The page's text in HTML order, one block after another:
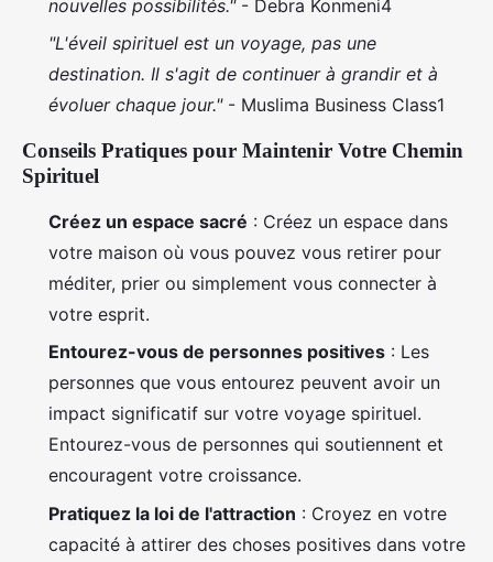
nouvelles possibilités."- Debra Konmeni4
"L'éveil spirituel est un voyage, pas une
destination. Il s'agit de continuer à grandir et à
évoluer chaque jour."- Muslima Business Class1
Conseils Pratiques pour Maintenir Votre Chemin
Spirituel
Créez un espace sacré : Créez un espace dans
votre maison où vous pouvez vous retirer pour
méditer, prier ou simplement vous connecter à
votre esprit.
Entourez-vous de personnes positives : Les
personnes que vous entourez peuvent avoir un
impact significatif sur votre voyage spirituel.
Entourez-vous de personnes qui soutiennent et
encouragent votre croissance.
Pratiquez la loi de l'attraction : Croyez en votre
capacité à attirer des choses positives dans votre